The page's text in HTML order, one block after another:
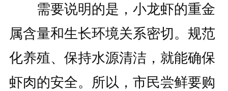
需要说明的是，小龙虾的重金
属含量和生长环境关系密切。规范
化养殖、保持水源清洁，就能确保
虾肉的安全。所以，市民尝鲜要购